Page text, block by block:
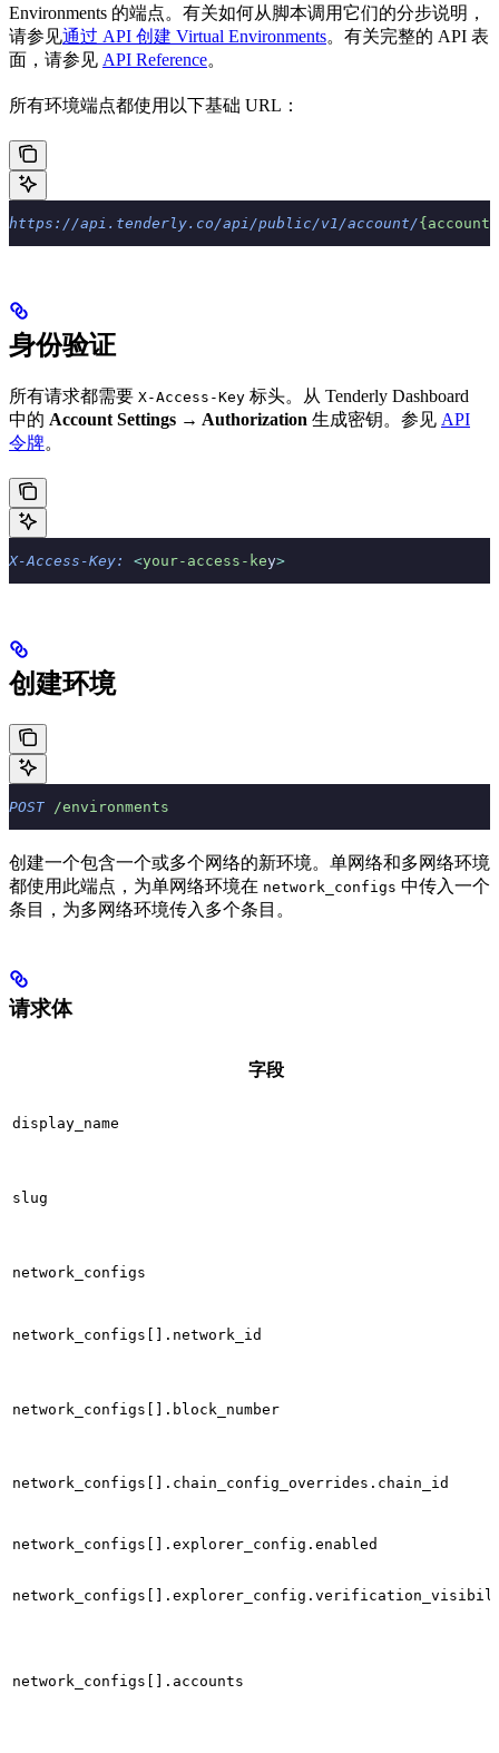
Environments 的端点。有关如何从脚本调用它们的分步说明，
请参见通过 API 创建 Virtual Environments。有关完整的 API 表
面，请参见 API Reference。
所有环境端点都使用以下基础 URL：
https://api.tenderly.co/api/public/v1/account/
身份验证
所有请求都需要 X-Access-Key 标头。从 Tenderly Dashboard
中的 Account Settings → Authorization 生成密钥。参见 API
令牌。
X-Access-Key: <your-access-key>
创建环境
POST /environments
创建一个包含一个或多个网络的新环境。单网络和多网络环境
都使用此端点，为单网络环境在 network_configs 中传入一个
条目，为多网络环境传入多个条目。
请求体
字段
display_name
slug
network_configs
network_configs[].network_id
network_configs[].block_number
network_configs[].chain_config_overrides.chain_id
network_configs[].explorer_config.enabled
network_configs[].accounts